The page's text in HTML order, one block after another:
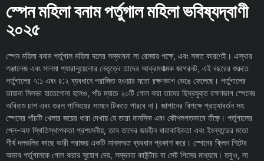
স্পেন মহিলা বনাম পর্তুগাল মহিলা ভবিষ্যদ্বাণী
২০২৫
স্পেন মহিলা বনাম পর্তুগাল মহিলা দলের সম্ভাবনা লা রোজার পক্ষে, এবং সঙ্গত কারণেই। এস্থার
গঞ্জালেজ এবং সালমা প্যারালুয়েলোর নেতৃত্বে তাদের আক্রমণাত্মক জাগরনট, এই বছরের শুরুতে
পর্তুগালের ৭:১ এবং ৪:২ ব্যবধানে পরাজিত হওয়ার মতো রক্ষণভাগ ভেঙে ফেলেছে। পর্তুগালের
ডায়ানা সিলভা হাতেগোনা হলেও, পাঁচ ম্যাচে ২০টি গোল করা তাদের ছিদ্রযুক্ত রক্ষণভাগ স্পেনের
অবিরাম চাপ এবং তরল পাসিংয়ের সামনে টিকতে পারবে না। জাপানের বিপক্ষে প্রত্যাবর্তন সহ
স্পেনের পাঁচটি খেলার জয়ের ধারা দেখায় যে তারা মানসিক এবং কৌশলগতভাবে তীক্ষ্ণ। পর্তুগালের
প্লে-অফ স্থিতিস্থাপকতা প্রশংসনীয়, তবে তাদের জয়হীন ধারাবাহিকতা এবং ইংল্যান্ডের মতো
শীর্ষ দলগুলির কাছে ভারী পরাজয় একটি মানসম্মত ব্যবধান প্রকাশ করে। স্পেনের ক্লিন শিটের
অভাব পর্তুগালকে গোল করার সুযোগ দেয়, সম্ভবত কাউন্টার বা সেট পিসের মাধ্যমে। তবুও, লা